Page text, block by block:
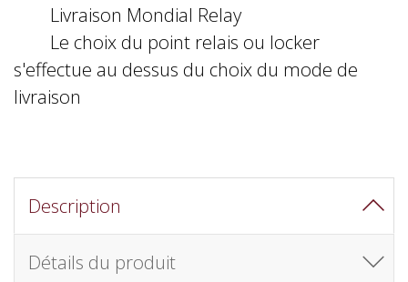
Livraison Mondial Relay
Le choix du point relais ou locker
s'effectue au dessus du choix du mode de
livraison
Description
Détails du produit